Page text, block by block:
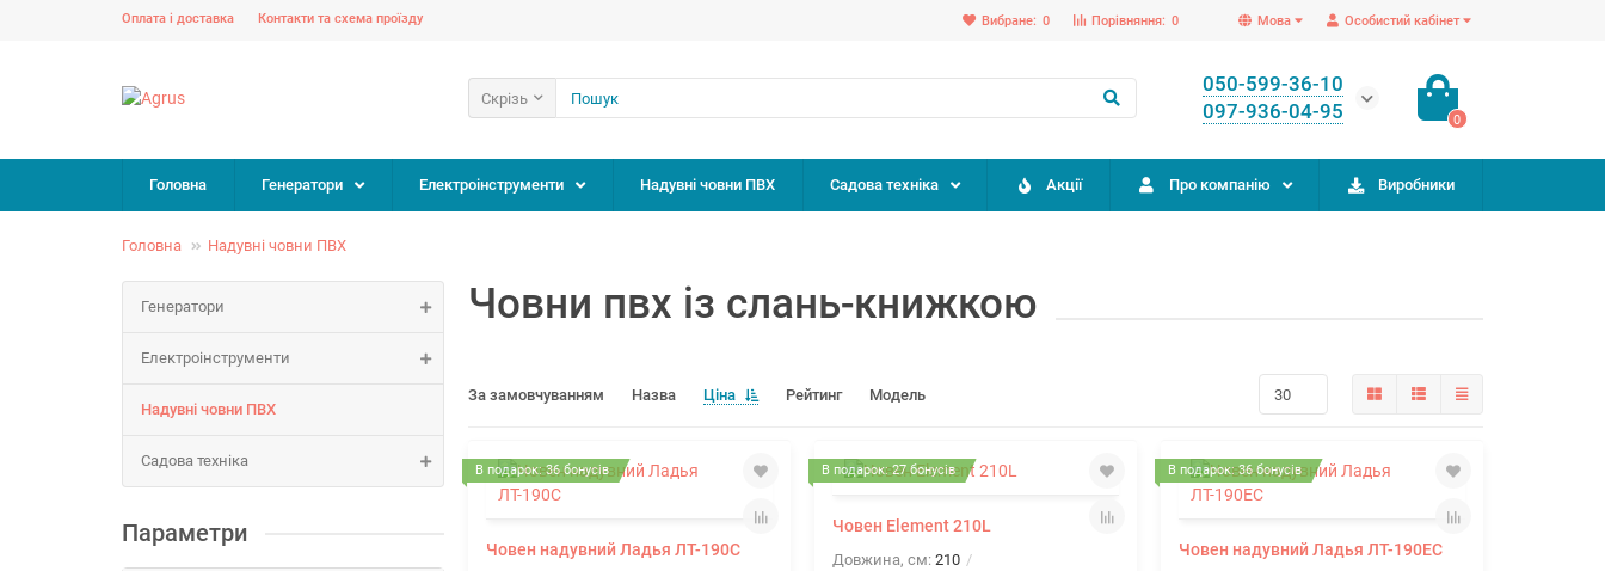
Особистий кабінет
Мова
Порівняння: 0
Вибране: 0
Оплата і доставка Контакти та схема проїзду
Скрізь
050-599-36-10
097-936-04-95
0
Головна Генератори Електроінструменти Надувні човни ПВХ Садова техніка Акції Про компанію Виробники
Головна Надувні човни ПВХ
Генератори
Електроінструменти
Надувні човни ПВХ
Садова техніка
Параметри
Човни пвх із слань-книжкою
За замовчуванням Назва Ціна Рейтинг Модель
В подарок: 36 бонусів
Човен надувний Ладья ЛТ-190С
В подарок: 27 бонусів
Човен Element 210L
Довжина, см: 210
В подарок: 36 бонусів
Човен надувний Ладья ЛТ-190ЕС